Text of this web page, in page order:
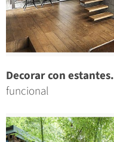
Decorar con estantes.
funcional